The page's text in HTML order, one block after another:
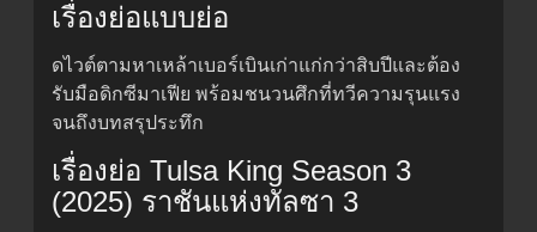
เรื่องย่อแบบย่อ
ดไวต์ตามหาเหล้าเบอร์เบินเก่าแก่กว่าสิบปีและต้อง
รับมือดิกซีมาเฟีย พร้อมชนวนศึกที่ทวีความรุนแรง
จนถึงบทสรุประทึก
เรื่องย่อ Tulsa King Season 3
(2025) ราชันแห่งทัลซา 3